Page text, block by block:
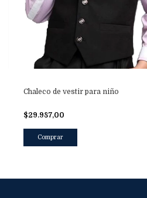
Chaleco de vestir para niño
$29.987,00
Comprar